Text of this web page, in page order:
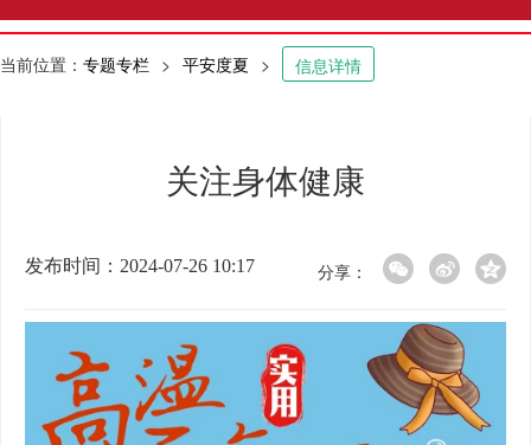
当前位置： 专题专栏 > 平安度夏 > 信息详情
关注身体健康
发布时间：2024-07-26 10:17 分享：